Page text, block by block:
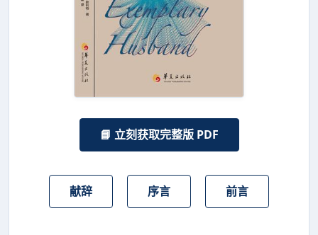
📘 立刻获取完整版 PDF
献辞 序言 前言